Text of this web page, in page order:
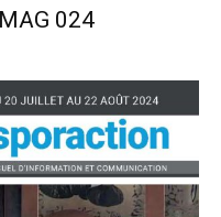
024